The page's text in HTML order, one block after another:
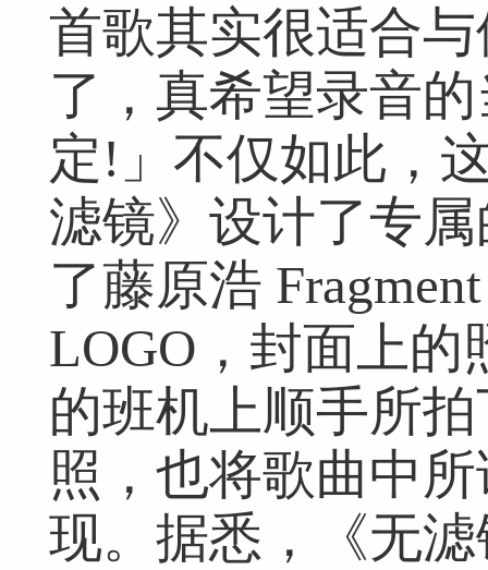
首歌其实很适合
了，真希望录音
定!」不仅如此，
滤镜》设计了专
了藤原浩
LOGO，封面上
的班机上顺手所
照，也将歌曲中
现。据悉，《无
网友评论仅供其表达个人看法，并不表明本网同意其观点或证实其描